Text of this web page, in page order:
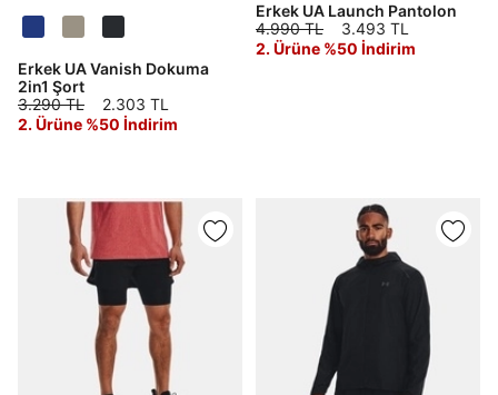
Erkek UA Vanish Dokuma
2in1 Şort
3.290 TL
2.303 TL
2. Ürüne %50 İndirim
Erkek UA Launch Pantolon
4.990 TL
3.493 TL
2. Ürüne %50 İndirim